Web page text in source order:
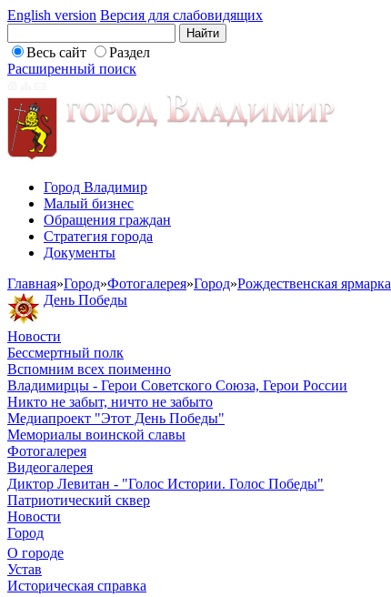
English version Версия для слабовидящих
Весь сайт
Раздел
Расширенный поиск
Город Владимир
Малый бизнес
Обращения граждан
Стратегия города
Документы
Главная»Город»Фотогалерея»Город»Рождественская ярмарка
День Победы
Новости
Бессмертный полк
Вспомним всех поименно
Владимирцы - Герои Советского Союза, Герои России
Никто не забыт, ничто не забыто
Медиапроект "Этот День Победы"
Мемориалы воинской славы
Фотогалерея
Видеогалерея
Диктор Левитан - "Голос Истории. Голос Победы"
Патриотический сквер
Новости
Город
О городе
Устав
Историческая справка